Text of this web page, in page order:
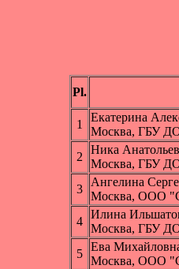
Pl.
1
Екатерина
Москва, ГБУ
2
Ника
Москва, ГБУ
3
Ангелина
Москва, ООО
4
Илина
Москва, ГБУ
5
Ева
Москва, ООО